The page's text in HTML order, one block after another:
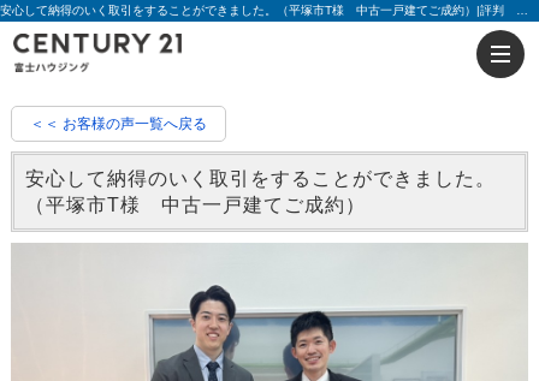
＜＜ お客様の声一覧へ戻る
安心して納得のいく取引をすることができました。
（平塚市T様 中古一戸建てご成約）